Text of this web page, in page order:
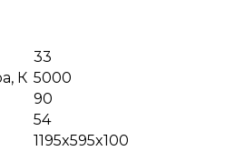
33
К 5000
90
54
1195x595x100